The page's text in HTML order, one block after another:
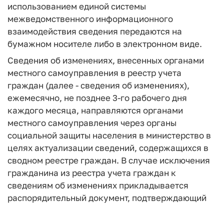
использованием единой системы
межведомственного информационного
взаимодействия сведения передаются на
бумажном носителе либо в электронном виде.
Сведения об изменениях, внесенных органами
местного самоуправления в реестр учета
граждан (далее - сведения об изменениях),
ежемесячно, не позднее 3-го рабочего дня
каждого месяца, направляются органами
местного самоуправления через органы
социальной защиты населения в министерство в
целях актуализации сведений, содержащихся в
сводном реестре граждан. В случае исключения
гражданина из реестра учета граждан к
сведениям об изменениях прикладывается
распорядительный документ, подтверждающий